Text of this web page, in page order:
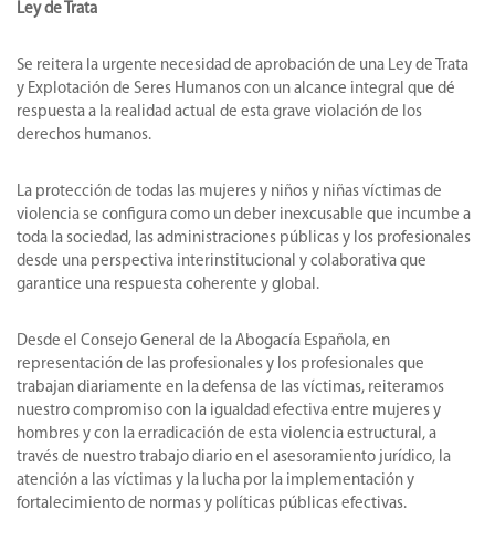
Ley de Trata
Se reitera la urgente necesidad de aprobación de una Ley de Trata
y Explotación de Seres Humanos con un alcance integral que dé
respuesta a la realidad actual de esta grave violación de los
derechos humanos.
La protección de todas las mujeres y niños y niñas víctimas de
violencia se configura como un deber inexcusable que incumbe a
toda la sociedad, las administraciones públicas y los profesionales
desde una perspectiva interinstitucional y colaborativa que
garantice una respuesta coherente y global.
Desde el Consejo General de la Abogacía Española, en
representación de las profesionales y los profesionales que
trabajan diariamente en la defensa de las víctimas, reiteramos
nuestro compromiso con la igualdad efectiva entre mujeres y
hombres y con la erradicación de esta violencia estructural, a
través de nuestro trabajo diario en el asesoramiento jurídico, la
atención a las víctimas y la lucha por la implementación y
fortalecimiento de normas y políticas públicas efectivas.